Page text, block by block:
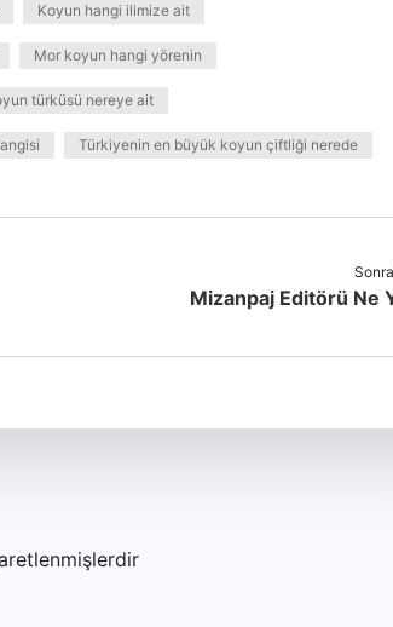
Koyun hangi ilimize ait
Mor koyun hangi yörenin
türküsü nereye ait
Türkiyenin en büyük koyun çiftliği nerede
Mizanpaj Editörü Ne